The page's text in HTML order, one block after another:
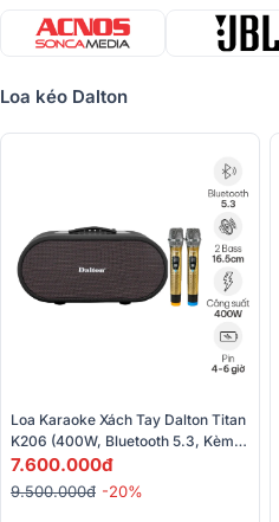
Loa kéo Dalton
Loa Karaoke Xách Tay Dalton Titan
K206 (400W, Bluetooth 5.3, Kèm 2
Micro)
7.600.000đ
9.500.000đ -20%